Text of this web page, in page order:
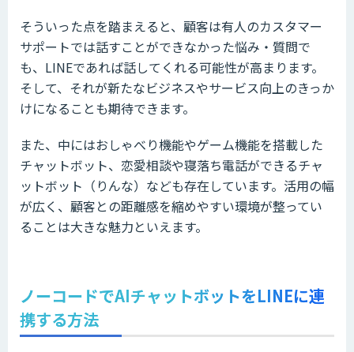
そういった点を踏まえると、顧客は有人のカスタマー
サポートでは話すことができなかった悩み・質問で
も、LINEであれば話してくれる可能性が高まります。
そして、それが新たなビジネスやサービス向上のきっか
けになることも期待できます。
また、中にはおしゃべり機能やゲーム機能を搭載した
チャットボット、恋愛相談や寝落ち電話ができるチャ
ットボット（りんな）なども存在しています。活用の幅
が広く、顧客との距離感を縮めやすい環境が整ってい
ることは大きな魅力といえます。
ノーコードでAIチャットボットをLINEに連
携する方法